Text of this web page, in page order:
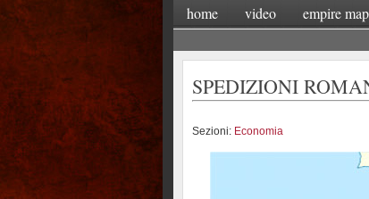
home video empire map
SPEDIZIONI
Sezioni: Economia